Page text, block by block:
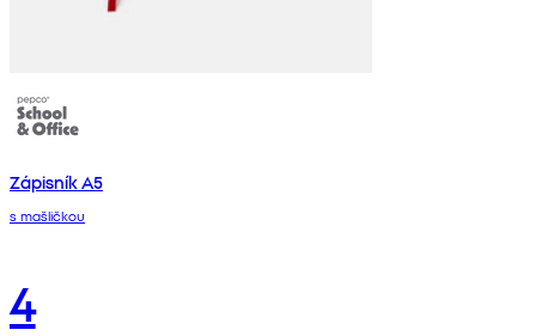
Zápisník A5
s mašličkou
4